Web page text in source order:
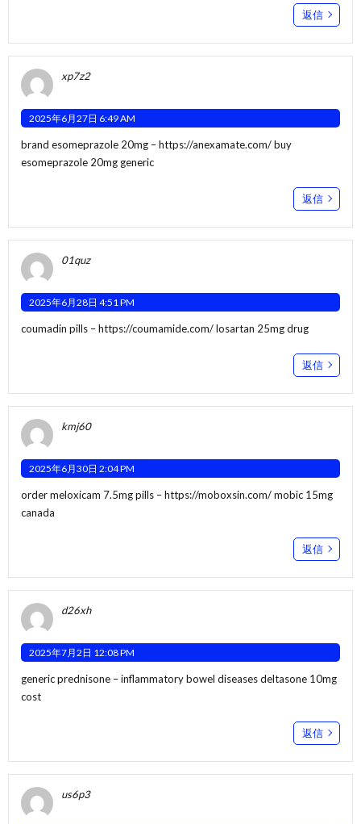
返信
xp7z2
2025年6月27日 6:49 AM
brand esomeprazole 20mg –https://anexamate.com/buy
esomeprazole 20mg generic
返信
01quz
2025年6月28日 4:51 PM
coumadin pills –https://coumamide.com/losartan 25mg drug
返信
kmj60
2025年6月30日 2:04 PM
order meloxicam 7.5mg pills –https://moboxsin.com/mobic 15mg
canada
返信
d26xh
2025年7月2日 12:08 PM
generic prednisone –inflammatory bowel diseasesdeltasone 10mg
cost
返信
us6p3